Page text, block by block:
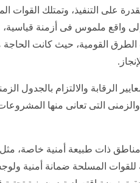
على التنفيذ، وتمتلك القوات
واقع ملموس فى أزمنة قياسية،
القومية، حيث كانت الحاجة
الرقابة والالتزام بالجدول
التى تعانى منها
ذات طبيعة أمنية خاصة، مثل
للقوات المسلحة ضمانة أمنية